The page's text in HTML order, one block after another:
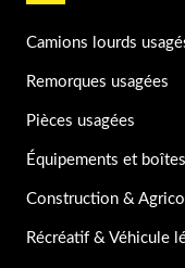
Camions lourds
Remorques usagées
Pièces usagées
Équipements et
Construction &
Récréatif & Véhicule